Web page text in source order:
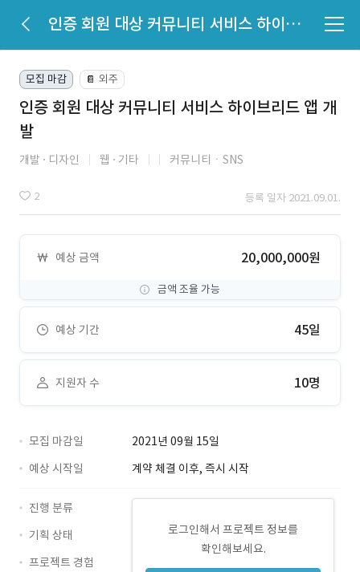
인증 회원 대상 커뮤니티 서비스 하이브리드 앱 개발
모집 마감 📔 외주
인증 회원 대상 커뮤니티 서비스 하이브리드 앱 개
발
개발 디자인 웹 기타 커뮤니티ㆍSNS
2 등록 일자 2021.09.01.
예상 금액 20,000,000원
금액 조율 가능
예상 기간 45일
지원자 수 10명
모집 마감일
2021년 09월 15일
예상 시작일
계약 체결 이후, 즉시 시작
로그인해서 프로젝트 정보를
확인해보세요.
진행 분류
기획 상태
프로젝트 경험